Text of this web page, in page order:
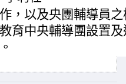
，以及央團輔導員
教育中央輔導團設置